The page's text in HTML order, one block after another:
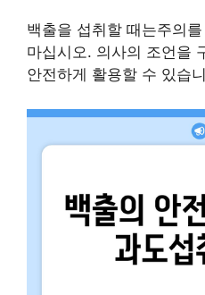
백출을 섭취할 때는주의
마십시오. 의사의 조언을
안전하게 활용할 수 있습